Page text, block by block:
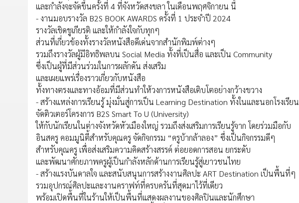
และกำลังจะจัดขึ้นครั้งที่ 4 ที่จังหวัดสงขลา ในเดือนพฤศจิกายน นี้
- งานมอบรางวัล B2S BOOK AWARDS ครั้งที่ 1 ประจำปี 2024
รางวัลเชิดชูเกียรติ และให้กำลังใจกับทุกๆ
ส่วนที่เกี่ยวข้องทั้งรางวัลหนังสือดีเด่นจากสำนักพิมพ์ต่างๆ
รวมถึงรางวัลผู้มีอิทธิพลบน Social Media ทั้งที่เป็นสื่อ และเป็น Community
ซึ่งเป็นผู้ที่มีส่วนร่วมในการผลักดัน ส่งเสริม
และเผยแพร่เรื่องราวเกี่ยวกับหนังสือ
ทั้งทางตรงและทางอ้อมที่มีส่วนทำให้วงการหนังสือเติบโตอย่างกว้างขวาง
- สร้างแหล่งการเรียนรู้ มุ่งมั่นสู่การเป็น Learning Destination ทั้งในและนอกโรงเรียน
จัดติวเตอร์โครงการ B2S Smart To U (University)
ให้กับนักเรียนในต่างจังหวัดหัวเมืองใหญ่ รวมถึงส่งเสริมการเรียนรู้จาก โดยร่วมมือกับ
อินสครู คอมมูนิตี้สำหรับคุณครู จัดกิจกรรม “ครูบ้ากล้าลอง” ซึ่งเป็นกิจกรรมดีๆ
สำหรับคุณครู เพื่อส่งเสริมความคิดสร้างสรรค์ ต่อยอดการสอน ยกระดับ
และพัฒนาศักยภาพครูผู้เป็นกำลังหลักด้านการเรียนรู้สู่เยาวชนไทย
- สร้างแรงบันดาลใจ และสนับสนุนการสร้างงานศิลปะ ART Destination เป็นพื้นที่ๆ
รวมอุปกรณ์ศิลปะและงานคราฟท์ที่ครบครันที่สุดมาไว้ที่เดียว
พร้อมเปิดพื้นที่ในร้านให้เป็นพื้นที่แสดงผลงานของศิลปินและนักศึกษา